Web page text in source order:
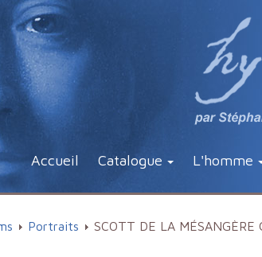
Accueil Catalogue L'homme
Portraits SCOTT DE LA MÉSANGÈRE